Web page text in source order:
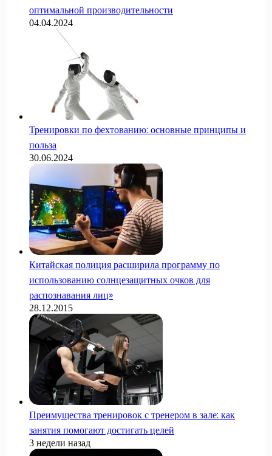
оптимальной производительности
04.04.2024
Тренировки по фехтованию: основные принципы и
польза
30.06.2024
Китайская полиция расширила программу по
использованию солнцезащитных очков для
распознавания лиц»
28.12.2015
Преимущества тренировок с тренером в зале: как
занятия помогают достигать целей
3 недели назад